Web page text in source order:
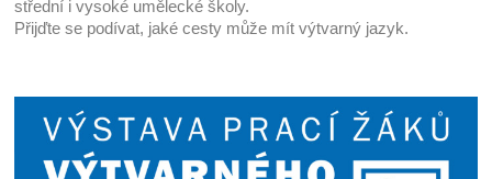
střední i vysoké umělecké školy.
Přijďte se podívat, jaké cesty může mít výtvarný jazyk.